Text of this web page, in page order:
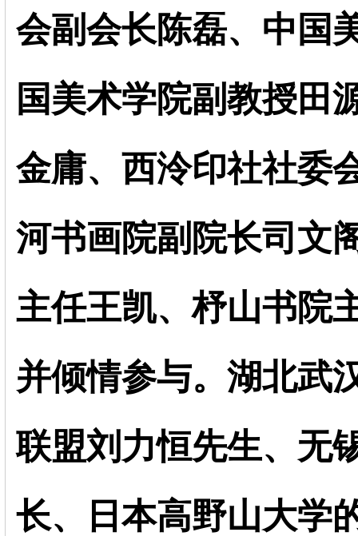
会副会长陈磊、中国
国美术学院副教授田
金庸、西泠印社社委
河书画院副院长司文
主任王凯、杼山书院
并倾情参与。 湖北武
联盟刘力恒先生、无
长、日本高野山大学